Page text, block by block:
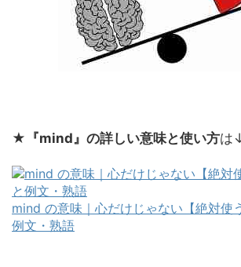
★ 『mind』の詳しい意味と使い方
mind の意味｜心だけじゃない【絶対使
例文・熟語